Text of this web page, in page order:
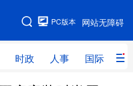
网站无障碍
PC版本
时政 人事 国际 财
图